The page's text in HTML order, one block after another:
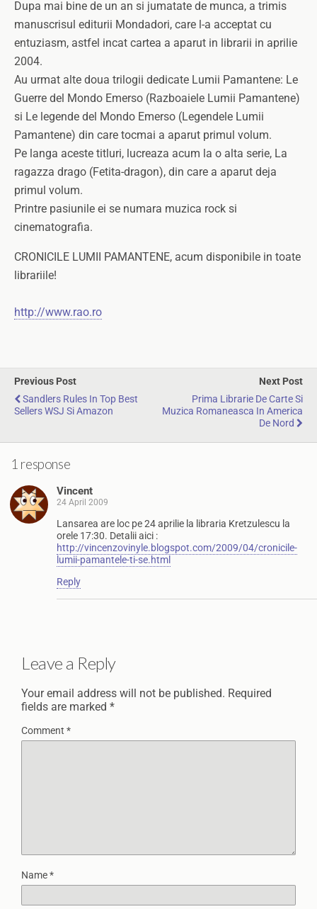
Dupa mai bine de un an si jumatate de munca, a trimis
manuscrisul editurii Mondadori, care l-a acceptat cu
entuziasm, astfel incat cartea a aparut in librarii in aprilie
2004.
Au urmat alte doua trilogii dedicate Lumii Pamantene: Le
Guerre del Mondo Emerso (Razboaiele Lumii Pamantene)
si Le legende del Mondo Emerso (Legendele Lumii
Pamantene) din care tocmai a aparut primul volum.
Pe langa aceste titluri, lucreaza acum la o alta serie, La
ragazza drago (Fetita-dragon), din care a aparut deja
primul volum.
Printre pasiunile ei se numara muzica rock si
cinematografia.
CRONICILE LUMII PAMANTENE, acum disponibile in toate
librariile!
http://www.rao.ro
Previous Post
Sandlers Rules In Top Best
Sellers WSJ Si Amazon
Next Post
Prima Librarie De Carte Si
Muzica Romaneasca In America
De Nord
1 response
Vincent
24 April 2009
Lansarea are loc pe 24 aprilie la libraria Kretzulescu la
orele 17:30. Detalii aici :
http://vincenzovinyle.blogspot.com/2009/04/cronicile-
lumii-pamantele-ti-se.html
Reply
Leave a Reply
Your email address will not be published. Required
fields are marked *
Comment *
Name*